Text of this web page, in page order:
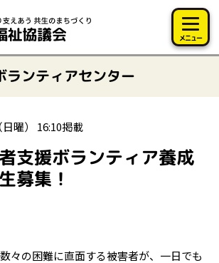
メニュー
ランティアセンター
曜） 16:10掲載
支援ボランティア養成
募集！
々の困難に直面する被害者が、一日でも